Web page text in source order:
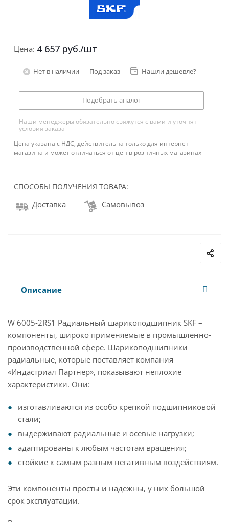
Цена: 4 657 руб./шт
Нет в наличии Под заказ Нашли дешевле?
Подобрать аналог
Наши менеджеры обязательно свяжутся с вами и уточнят
условия заказа
Цена указана с НДС, действительна только для интернет-
магазина и может отличаться от цен в розничных магазинах
СПОСОБЫ ПОЛУЧЕНИЯ ТОВАРА:
Доставка Самовывоз
Описание
W 6005-2RS1 Радиальный шарикоподшипник SKF –
компоненты, широко применяемые в промышленно-
производственной сфере. Шарикоподшипники
радиальные, которые поставляет компания
«Индастриал Партнер», показывают неплохие
характеристики. Они:
изготавливаются из особо крепкой подшипниковой
стали;
выдерживают радиальные и осевые нагрузки;
адаптированы к любым частотам вращения;
стойкие к самым разным негативным воздействиям.
Эти компоненты просты и надежны, у них большой
срок эксплуатации.